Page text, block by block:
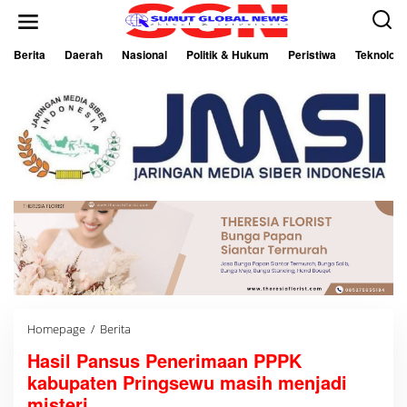
Berita Daerah Nasional Politik & Hukum Peristiwa Teknologi
Homepage / Berita
s
i
l
Hasil Pansus Penerimaan PPPK
kabupaten Pringsewu masih menjadi